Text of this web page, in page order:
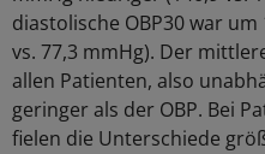
diastolische OBP30 war
vs. 77,3 mmHg). Der
allen Patienten, also
geringer als der OBP. Bei
fielen die Unterschiede